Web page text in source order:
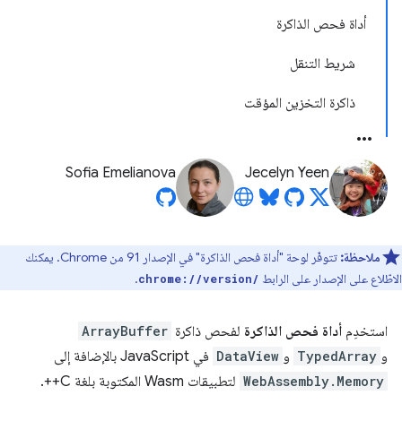
أداة فحص الذاكرة
شريط التنقل
ذاكرة التخزين المؤقت
Jecelyn Yeen
Sofia Emelianova
ملاحظة:
تتوفّر لوحة "أداة فحص الذاكرة" في الإصدار 91 من Chrome. يمكنك
الاطّلاع على الإصدار على الرابط chrome://version/
.
استخدِم أداة فحص الذاكرة لفحص ذاكرة ArrayBuffer
و TypedArray و DataView في JavaScript بالإضافة إلى
WebAssembly.Memory لتطبيقات Wasm المكتوبة بلغة C++.